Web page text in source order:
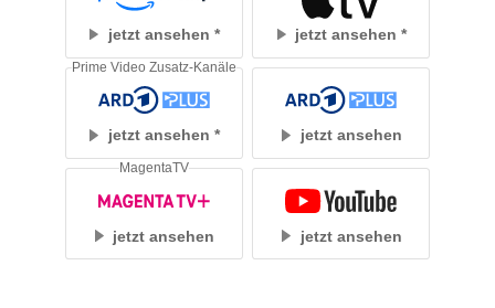
jetzt ansehen jetzt ansehen
jetzt ansehen
Prime Video Zusatz-Kanäle
jetzt ansehen
jetzt ansehen
MagentaTV
jetzt ansehen